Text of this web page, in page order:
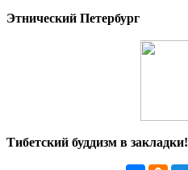
Этнический Петербург
Тибетский буддизм в закладки!